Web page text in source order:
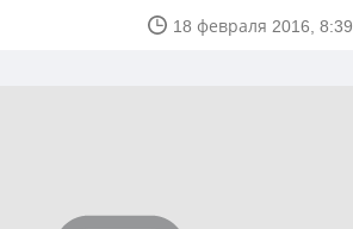
18 февраля 2016, 8:39